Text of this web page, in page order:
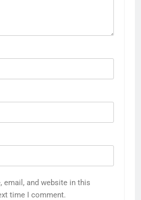
email, and website in this
time I comment.